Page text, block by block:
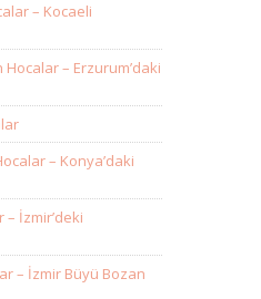
– Kocaeli
– Erzurum’daki
– Konya’daki
İzmir’deki
– İzmir Büyü Bozan